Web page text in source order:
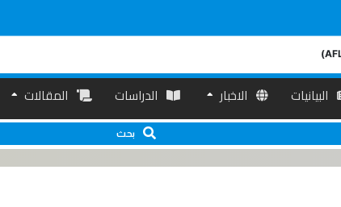
البیانیات الاخبار الدراسات المقالات
بحث